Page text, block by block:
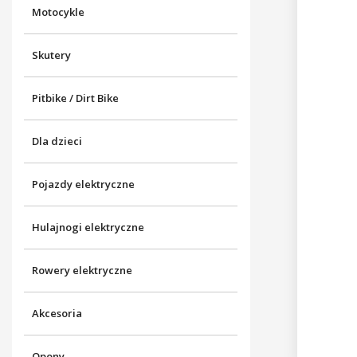
Motocykle
Skutery
Pitbike / Dirt Bike
Dla dzieci
Pojazdy elektryczne
Hulajnogi elektryczne
Rowery elektryczne
Akcesoria